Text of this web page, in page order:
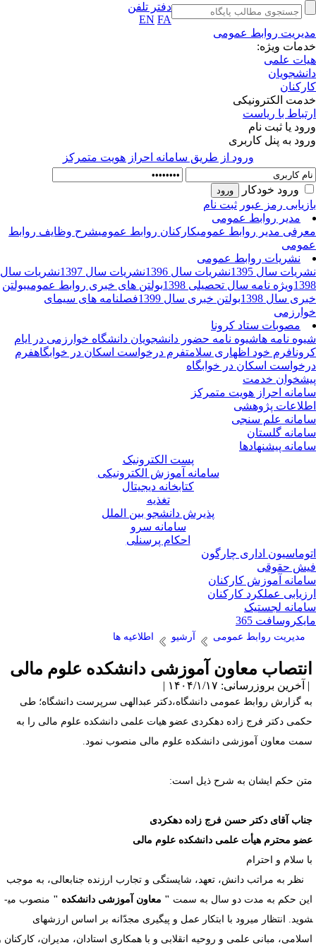
دفتر تلفن
EN FA
روابط عمومی
ویژه:
علمی
الکترونیکی
با ریاست
یا ثبت نام
به پنل کاربری
ورود از طريق سامانه احراز هويت متمركز
ورود خودکار
رمز عبور ثبت نام
مدیر روابط عمومی
مدیر روابط عمومیکارکنان روابط عمومیشرح وظایف روابط
نشریات روابط عمومی
سال 1395
نشریات سال 1396 نشریات سال 1397
نشریات سال
ویژه نامه سال تحصیلی 1398 بولتن های خبری روابط عمومیبولتن
سال 1398
بولتن خبری سال 1399
فصلنامه های سیمای
مصوبات ستاد کرونا
نامه هاشیوه نامه حضور دانشجویان دانشگاه خوارزمی در ایام
فرم خود اظهاری سلامتفرم درخواست اسکان در خوابگاهفرم
اسکان در خوابگاه
خدمت
احراز هویت متمرکز
پژوهشی
علم سنجی
گلستان
پیشنهادها
پست الکترونیک
سامانه آموزش الکترونیکی
کتابخانه دیجیتال
تغذیه
پذیرش دانشجو بین الملل
سامانه سرو
احکام پرسنلی
اداری چارگون
حقوقی
آموزش کارکنان
عملکرد کارکنان
لجستیک
365
مدیریت روابط عمومی آرشیو اطلاعیه ها
معاون آموزشی دانشکده علوم مالی
بروزرسانی: ۱۴۰۴/۱/۱۷ |
گزارش روابط عمومی دانشگاه،دکتر عبدالهی سرپرست دانشگاه؛ طی
دکتر فرج زاده دهکردی عضو هیات علمی دانشکده علوم مالی را به
معاون آموزشی دانشکده علوم مالی منصوب نمود.
حکم ایشان به شرح ذیل است:
آقای دکتر حسن فرج زاده دهکردی
محترم هیأت علمی دانشکده علوم مالی
سلام و احترام
به مراتب دانش، تعهد، شایستگی و تجارب ارزنده جناب­عالی، به موجب
حکم به مدت دو سال به سمت" معاون آموزشی دانشکده "منصوب می­
انتظار می­رود با ابتکار عمل و پیگیری مجدّانه بر اساس ارزش­های
مبانی علمی و روحیه انقلابی و با همکاری استادان، مدیران، کارکنان و